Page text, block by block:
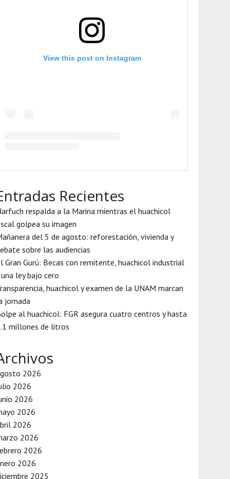
View this post on Instagram
Recientes
respalda a la Marina mientras el huachicol
golpea su imagen
del 5 de agosto: reforestación, vivienda y
sobre las audiencias
Gran Gurú: Becas con remitente, huachicol industrial
una ley bajo cero
huachicol y examen de la UNAM marcan
jornada
al huachicol: FGR asegura cuatro centros y hasta
millones de litros
2026
2026
2026
2026
2026
2026
2026
2026
2025